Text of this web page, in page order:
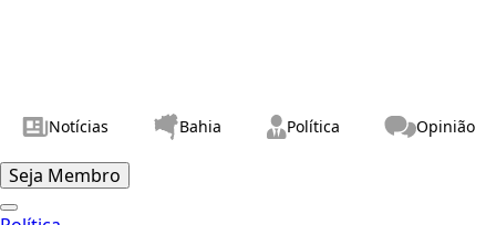
Notícias Bahia Política Opinião
Seja Membro